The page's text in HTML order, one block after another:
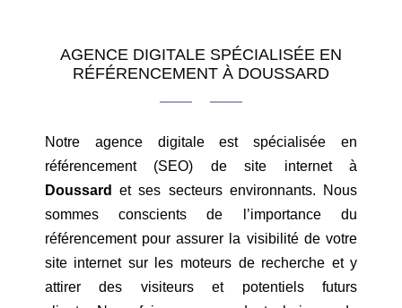
AGENCE DIGITALE SPÉCIALISÉE EN
RÉFÉRENCEMENT À DOUSSARD
Notre agence digitale est spécialisée en
référencement (SEO) de site internet à
Doussard
et ses secteurs environnants. Nous
sommes conscients de l’importance du
référencement pour assurer la visibilité de votre
site internet sur les moteurs de recherche et y
attirer des visiteurs et potentiels futurs